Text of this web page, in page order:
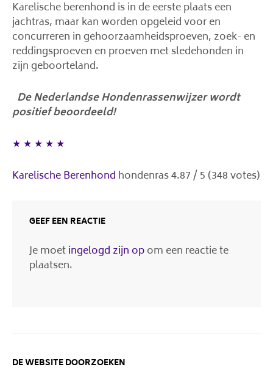
Karelische berenhond is in de eerste plaats een
jachtras, maar kan worden opgeleid voor en
concurreren in gehoorzaamheidsproeven, zoek- en
reddingsproeven en proeven met sledehonden in
zijn geboorteland.
De Nederlandse Hondenrassenwijzer wordt
positief beoordeeld!
★ ★ ★ ★ ★
Karelische Berenhond hondenras4.87/5 (348votes)
GEEF EEN REACTIE
Je moetingelogd zijn opom een reactie te
plaatsen.
DE WEBSITE DOORZOEKEN